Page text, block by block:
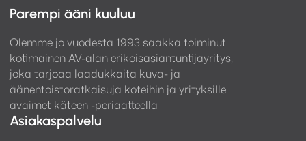
Parempi ääni kuuluu
Olemme jo vuodesta 1993 saakka toiminut
kotimainen AV-alan erikoisasiantuntijayritys,
joka tarjoaa laadukkaita kuva- ja
äänentoistoratkaisuja koteihin ja yrityksille
avaimet käteen -periaatteella
Asiakaspalvelu